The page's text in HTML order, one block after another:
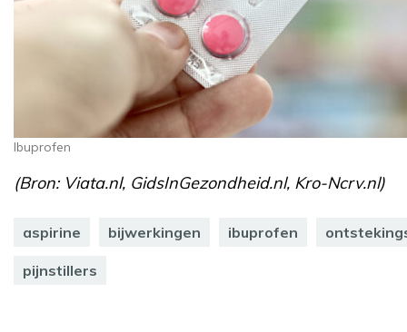
Ibuprofen
(Bron: Viata.nl, GidsInGezondheid.nl, Kro-Ncrv.nl)
aspirine bijwerkingen ibuprofen
pijnstillers